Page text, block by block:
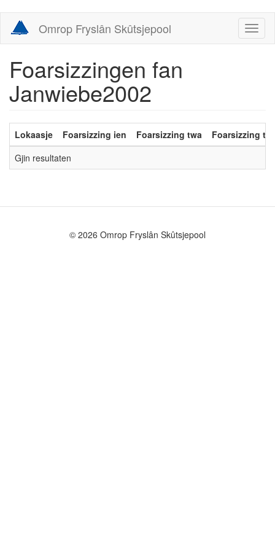
main
Omrop Fryslân Skûtsjepool
Foarsizzingen fan
Janwiebe2002
Lokaasje Foarsizzing ien Foarsizzing twa
Foarsizzing
Gjin resultaten
© 2026 Omrop Fryslân Skûtsjepool